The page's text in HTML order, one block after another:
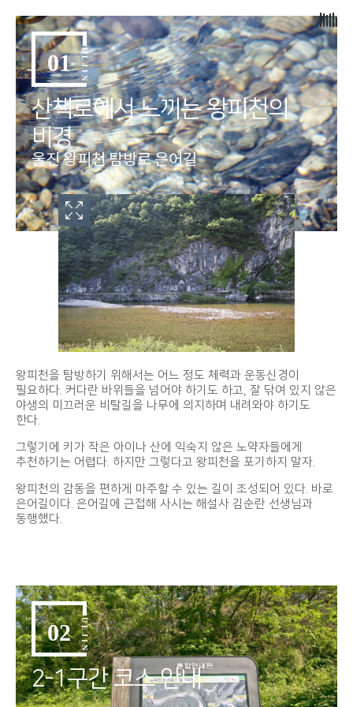
01 ULJIN
산책로에서 느끼는 왕피천의
비경
울진 왕피천 탐방로 은어길
왕피천을 탐방하기 위해서는 어느 정도 체력과 운동신경이
필요하다. 커다란 바위들을 넘어야 하기도 하고, 잘 닦여 있지 않은
야생의 미끄러운 비탈길을 나무에 의지하며 내려와야 하기도
한다.
그렇기에 키가 작은 아이나 산에 익숙지 않은 노약자들에게
추천하기는 어렵다. 하지만 그렇다고 왕피천을 포기하지 말자.
왕피천의 감동을 편하게 마주할 수 있는 길이 조성되어 있다. 바로
은어길이다. 은어길에 근접해 사시는 해설사 김순란 선생님과
동행했다.
02 ULJIN
2-1구간 코스 안내